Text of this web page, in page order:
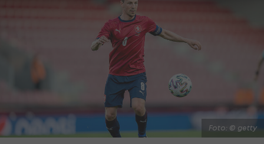
Foto: © getty